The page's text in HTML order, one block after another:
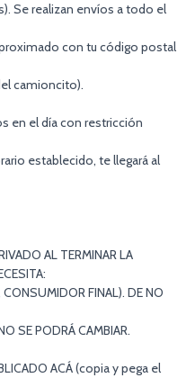
Se realizan envíos a todo el
con tu código postal
camioncito).
en el día con restricción
establecido, te llegará al
AL TERMINAR LA
FINAL). DE NO
SE PODRÁ CAMBIAR.
ACÁ (copia y pega el